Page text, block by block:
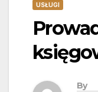
USŁUGI
By